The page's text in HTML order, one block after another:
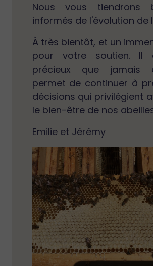
Nous vous tiendrons
informés de l'évolution de
À très bientôt, et un
pour votre soutien. Il
précieux que jamais
permet de continuer à
décisions qui privilégient
le bien-être de nos
Emilie et Jérémy